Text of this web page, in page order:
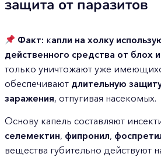
защита от паразитов
Факт: капли на холку
действенного средства от блох
только уничтожают уже
обеспечивают длительную
заражения, отпугивая насекомых.
Основу капель составляют
селемектин, фипронил,
вещества губительно действуют